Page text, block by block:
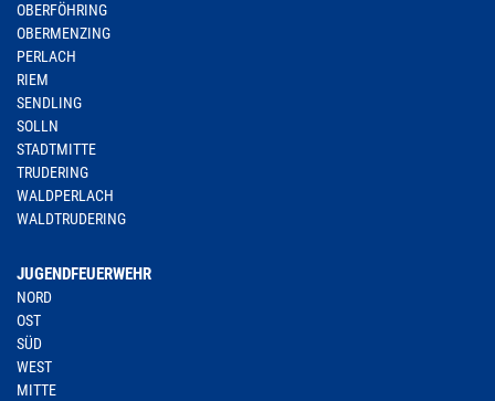
OBERFÖHRING
OBERMENZING
PERLACH
RIEM
SENDLING
SOLLN
STADTMITTE
TRUDERING
WALDPERLACH
WALDTRUDERING
JUGENDFEUERWEHR
NORD
OST
SÜD
WEST
MITTE